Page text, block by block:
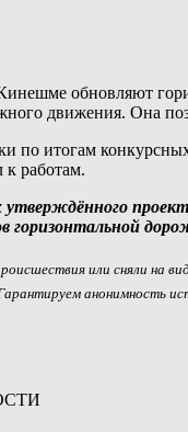
обновляют
движения. Она
по итогам
к работам.
горизонтальной
или сняли на
анонимность